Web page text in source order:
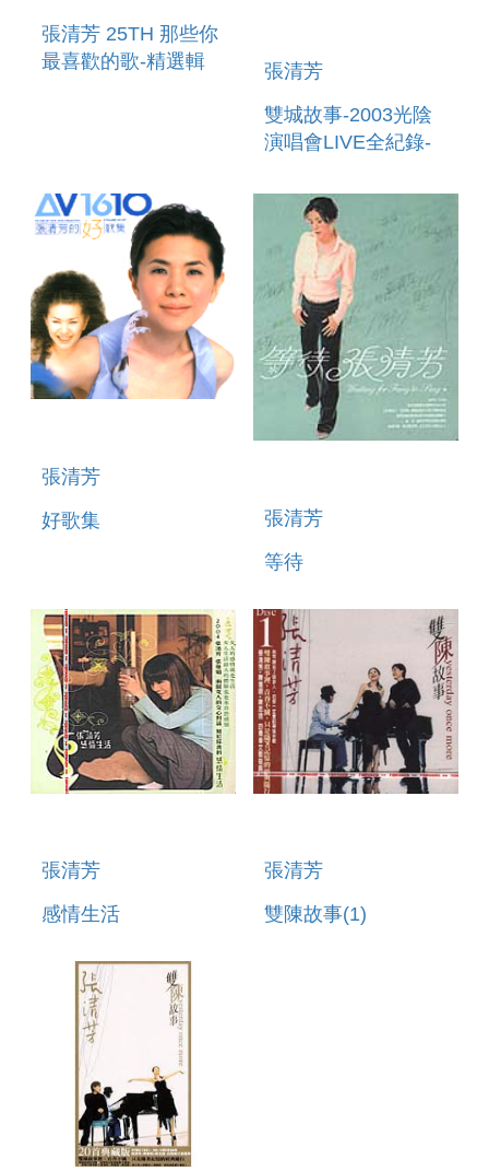
張清芳 25TH 那些你
最喜歡的歌-精選輯
張清芳
雙城故事-2003光陰
演唱會LIVE全紀錄-
張清芳
好歌集
張清芳
等待
張清芳
感情生活
張清芳
雙陳故事(1)